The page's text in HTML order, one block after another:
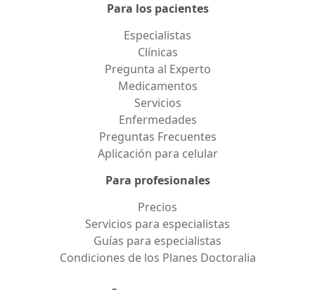
Para los pacientes
Especialistas
Clínicas
Pregunta al Experto
Medicamentos
Servicios
Enfermedades
Preguntas Frecuentes
Aplicación para celular
Para profesionales
Precios
Servicios para especialistas
Guías para especialistas
Condiciones de los Planes Doctoralia